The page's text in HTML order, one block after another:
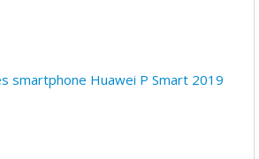
smartphone Huawei P Smart 2019